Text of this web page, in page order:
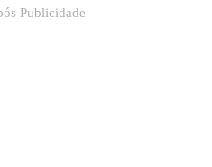
Publicidade